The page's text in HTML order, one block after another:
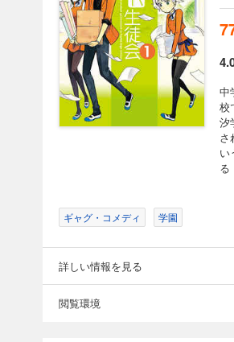
中
校
汐
さ
い
る
ギャグ・コメディ 学園
詳しい情報を見る
閲覧環境